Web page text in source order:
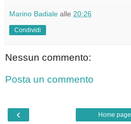
Marino Badiale alle 20:26
Condividi
Nessun commento:
Posta un commento
‹ Home page